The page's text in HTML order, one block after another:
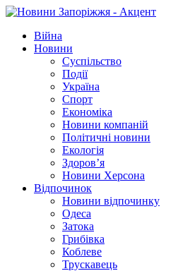
Війна
Новини
Суспільство
Події
Україна
Спорт
Економіка
Новини компаній
Політичні новини
Екологія
Здоров’я
Новини Херсона
Відпочинок
Новини відпочинку
Одеса
Затока
Грибівка
Коблеве
Трускавець